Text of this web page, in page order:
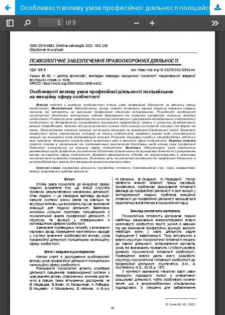
Особливості впливу умов професійної діяльності поліцейських на емоційну сферу особистості